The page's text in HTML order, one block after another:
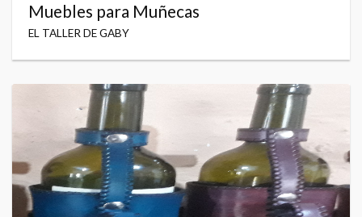
Muebles para Muñecas
EL TALLER DE GABY